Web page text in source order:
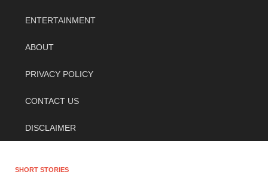
ENTERTAINMENT
ABOUT
PRIVACY POLICY
CONTACT US
DISCLAIMER
SHORT STORIES